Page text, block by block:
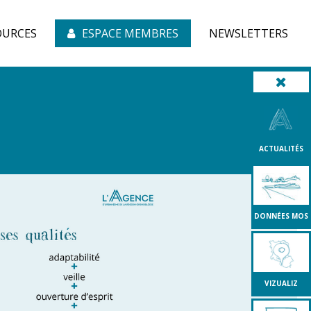
ESPACE MEMBRES NEWSLETTERS
ACTUALITÉS
DONNÉES MOS
VIZUALIZ